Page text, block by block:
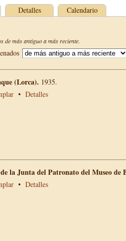
Detalles Calendario
de más antiguo a más reciente.
(Lorca). 1935.
• Detalles
la Junta del Patronato del Museo de
• Detalles